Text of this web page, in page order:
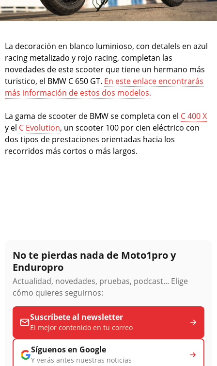
La decoración en blanco luminioso, con detalels en azul
racing metalizado y rojo racing, completan las
novedades de este scooter que tiene un hermano más
turistico, el BMW C 650 GT. En este enlace encontrarás
más información de estos dos modelos.
La gama de scooter de BMW se completa con el C 400 X
y el C Evolution, un scooter 100 por cien eléctrico con
dos tipos de prestaciones orientadas hacia los
recorridos más cortos o más largos.
No te pierdas nada de Moto1pro y
Enduropro
Actualidad, novedades, pruebas, podcast... Elige
cómo quieres seguirnos:
Suscríbete al newsletter
El mejor contenido en tu correo
Síguenos en Google
Y verás antes nuestras noticias